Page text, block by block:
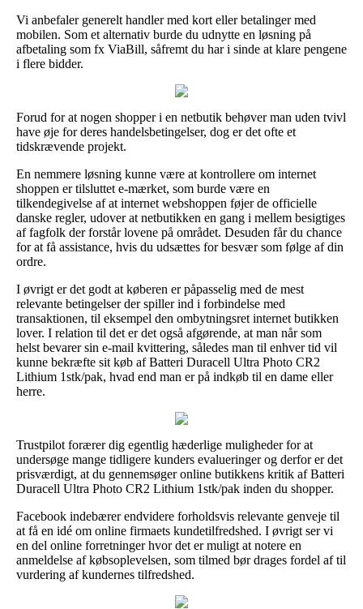
Vi anbefaler generelt handler med kort eller betalinger med
mobilen. Som et alternativ burde du udnytte en løsning på
afbetaling som fx ViaBill, såfremt du har i sinde at klare pengene
i flere bidder.
Forud for at nogen shopper i en netbutik behøver man uden tvivl
have øje for deres handelsbetingelser, dog er det ofte et
tidskrævende projekt.
En nemmere løsning kunne være at kontrollere om internet
shoppen er tilsluttet e-mærket, som burde være en
tilkendegivelse af at internet webshoppen føjer de officielle
danske regler, udover at netbutikken en gang i mellem besigtiges
af fagfolk der forstår lovene på området. Desuden får du chance
for at få assistance, hvis du udsættes for besvær som følge af din
ordre.
I øvrigt er det godt at køberen er påpasselig med de mest
relevante betingelser der spiller ind i forbindelse med
transaktionen, til eksempel den ombytningsret internet butikken
lover. I relation til det er det også afgørende, at man når som
helst bevarer sin e-mail kvittering, således man til enhver tid vil
kunne bekræfte sit køb af Batteri Duracell Ultra Photo CR2
Lithium 1stk/pak, hvad end man er på indkøb til en dame eller
herre.
Trustpilot forærer dig egentlig hæderlige muligheder for at
undersøge mange tidligere kunders evalueringer og derfor er det
prisværdigt, at du gennemsøger online butikkens kritik af Batteri
Duracell Ultra Photo CR2 Lithium 1stk/pak inden du shopper.
Facebook indebærer endvidere forholdsvis relevante genveje til
at få en idé om online firmaets kundetilfredshed. I øvrigt ser vi
en del online forretninger hvor det er muligt at notere en
anmeldelse af købsoplevelsen, som tilmed bør drages fordel af til
vurdering af kundernes tilfredshed.